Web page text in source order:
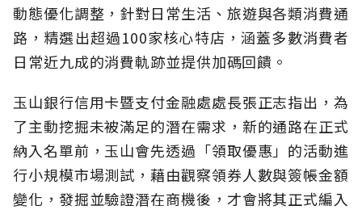
動態優化調整，針對日常生活、旅遊與各類消費通
路，精選出超過100家核心特店，涵蓋多數消費者
日常近九成的消費軌跡並提供加碼回饋。
玉山銀行信用卡暨支付金融處處長張正志指出，為
了主動挖掘未被滿足的潛在需求，新的通路在正式
納入名單前，玉山會先透過「領取優惠」的活動進
行小規模市場測試，藉由觀察領券人數與簽帳金額
變化，發掘並驗證潛在商機後，才會將其正式編入